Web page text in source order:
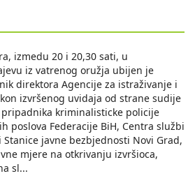
izmedu 20 i 20,30 sati, u
iz vatrenog oružja ubijen je
direktora Agencije za istraživanje i
izvršenog uvidaja od strane sudije
pripadnika kriminalisticke policije
poslova Federacije BiH, Centra službi
javne bezbjednosti Novi Grad,
mjere na otkrivanju izvršioca,
sl...